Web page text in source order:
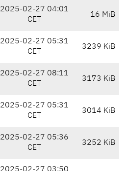
2025-02-27 04:01
CET
16 MiB
2025-02-27 05:31
CET
3239 KiB
2025-02-27 08:11
CET
3173 KiB
2025-02-27 05:31
CET
3014 KiB
2025-02-27 05:36
CET
3252 KiB